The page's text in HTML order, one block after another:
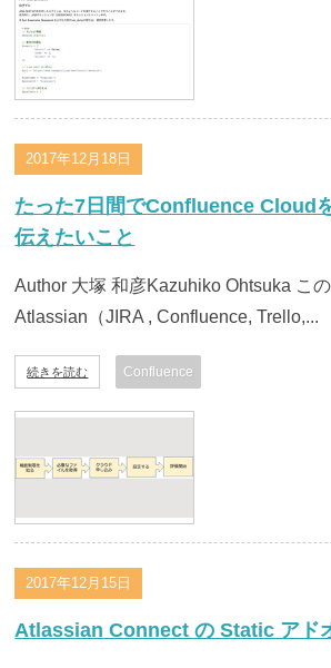
2017年12月18日
たった7日間でConfluence Cloud
伝えたいこと
Author 大塚 和彦Kazuhiko Ohtsuka この
Atlassian（JIRA , Confluence, Trello,...
続きを読む Confluence
2017年12月15日
Atlassian Connect の Static アド